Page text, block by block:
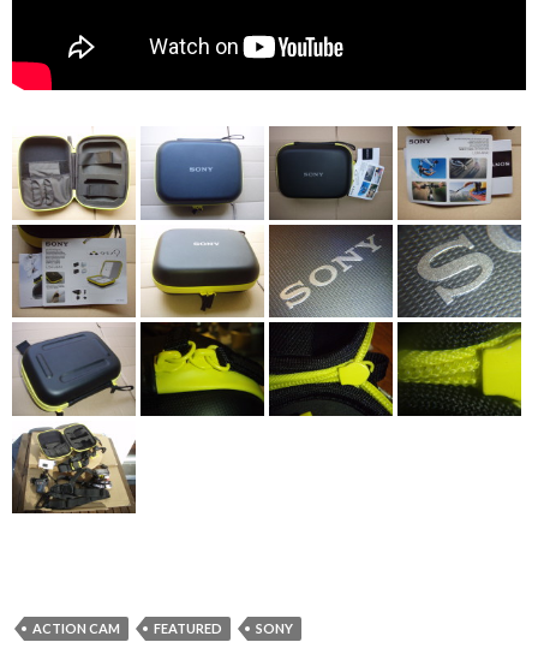
ACTION CAM FEATURED SONY